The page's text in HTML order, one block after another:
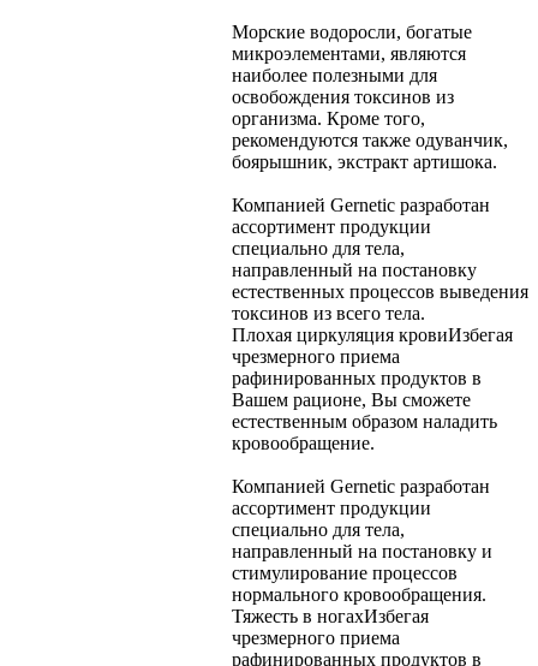
Морские водоросли, богатые
микроэлементами, являются
наиболее полезными для
освобождения токсинов из
организма. Кроме того,
рекомендуются также одуванчик,
боярышник, экстракт артишока.
Компанией Gernetic разработан
ассортимент продукции
специально для тела,
направленный на постановку
естественных процессов выведения
токсинов из всего тела.
Плохая циркуляция кровиИзбегая
чрезмерного приема
рафинированных продуктов в
Вашем рационе, Вы сможете
естественным образом наладить
кровообращение.
Компанией Gernetic разработан
ассортимент продукции
специально для тела,
направленный на постановку и
стимулирование процессов
нормального кровообращения.
Тяжесть в ногахИзбегая
чрезмерного приема
рафинированных продуктов в